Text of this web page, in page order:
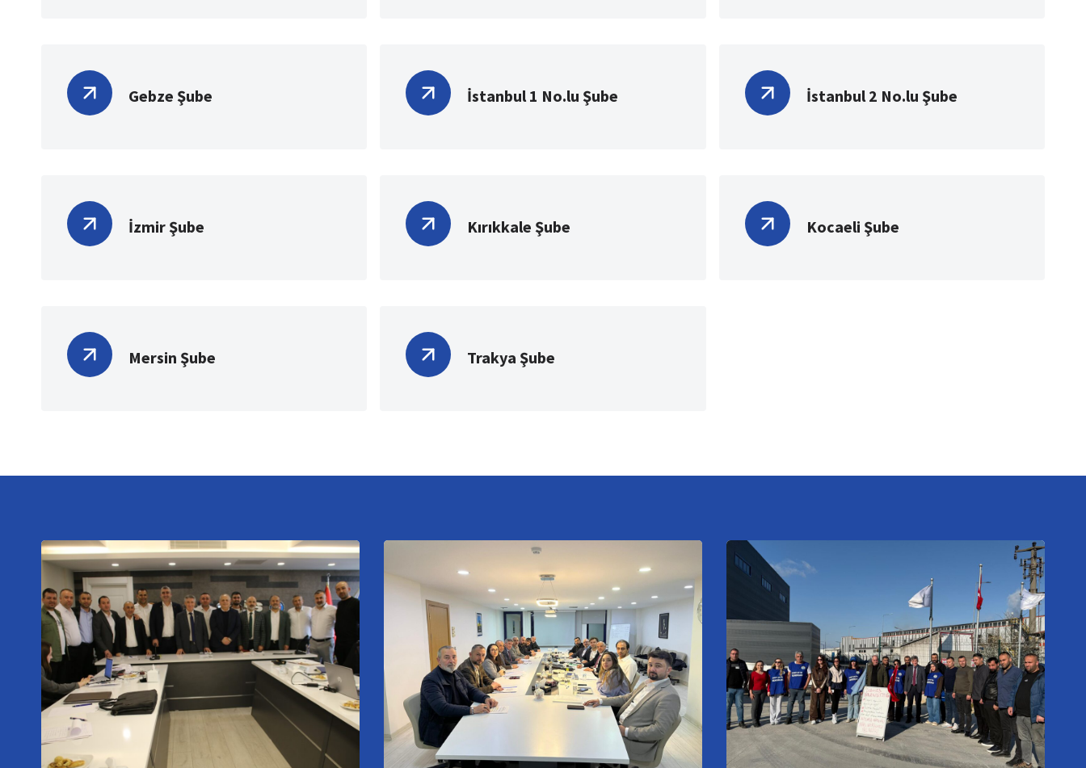
Gebze Şube İstanbul 1 No.lu Şube İstanbul 2 No.lu Şube
İzmir Şube Kırıkkale Şube Kocaeli Şube
Mersin Şube Trakya Şube